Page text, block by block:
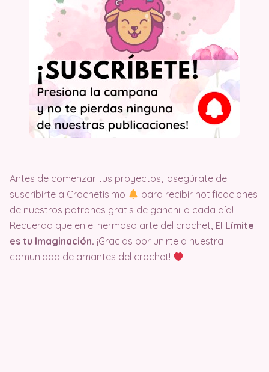
Antes de comenzar tus proyectos, ¡asegúrate de
suscribirte a Crochetisimo
para recibir notificaciones
de nuestros patrones gratis de ganchillo cada día!
Recuerda que en el hermoso arte del crochet, El Límite
es tu Imaginación. ¡Gracias por unirte a nuestra
comunidad de amantes del crochet!